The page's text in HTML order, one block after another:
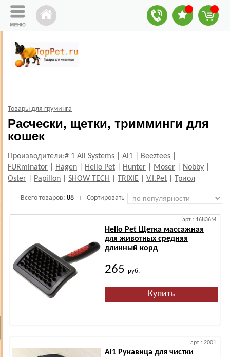
Товары для груминга
Расчески, щетки, тримминги для
кошек
Производители:# 1 All Systems Al1 Beeztees
FURminator
Hagen Hello Pet Hunter Moser Nobby
Oster
Papillon SHOW TECH TRIXIE V.I.Pet Триол
Всего товаров: 88 Сортировать
арт.: 16836M
Hello Pet Щетка массажная
для животных средняя
длинный корд
265 руб.
арт.: 2001
Al1 Рукавица для чистки